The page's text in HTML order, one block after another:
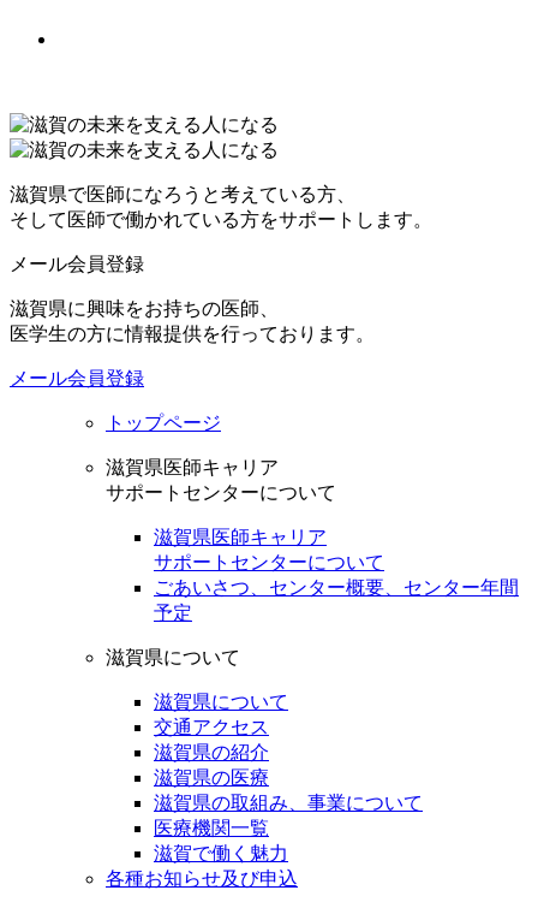
滋賀県で医師になろうと考えている方、
そして医師で働かれている方をサポートします。
メール会員登録
滋賀県に興味をお持ちの医師、
医学生の方に情報提供を行っております。
メール会員登録
トップページ
滋賀県医師キャリア
サポートセンターについて
滋賀県医師キャリア
サポートセンターについて
ごあいさつ、センター概要、センター年間
予定
滋賀県について
滋賀県について
交通アクセス
滋賀県の紹介
滋賀県の医療
滋賀県の取組み、事業について
医療機関一覧
滋賀で働く魅力
各種お知らせ及び申込